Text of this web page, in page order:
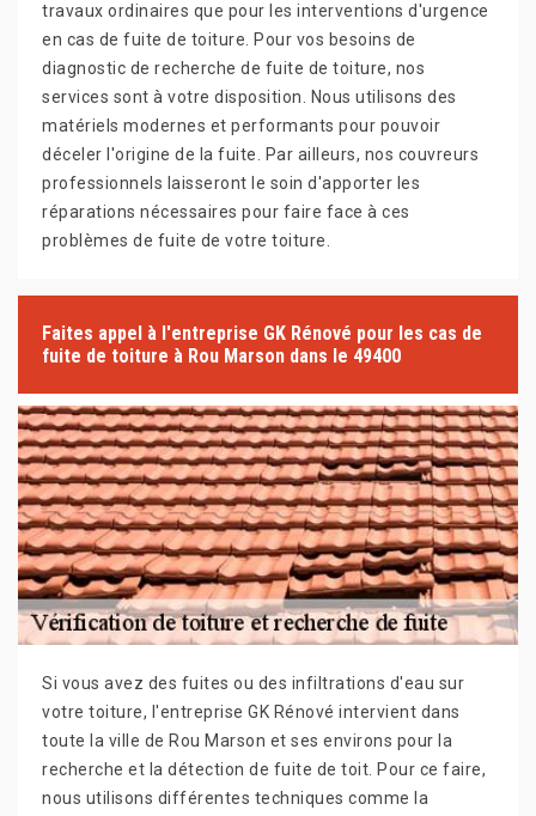
travaux ordinaires que pour les interventions d'urgence
en cas de fuite de toiture. Pour vos besoins de
diagnostic de recherche de fuite de toiture, nos
services sont à votre disposition. Nous utilisons des
matériels modernes et performants pour pouvoir
déceler l'origine de la fuite. Par ailleurs, nos couvreurs
professionnels laisseront le soin d'apporter les
réparations nécessaires pour faire face à ces
problèmes de fuite de votre toiture.
Faites appel à l'entreprise GK Rénové pour les cas de
fuite de toiture à Rou Marson dans le 49400
Si vous avez des fuites ou des infiltrations d'eau sur
votre toiture, l'entreprise GK Rénové intervient dans
toute la ville de Rou Marson et ses environs pour la
recherche et la détection de fuite de toit. Pour ce faire,
nous utilisons différentes techniques comme la